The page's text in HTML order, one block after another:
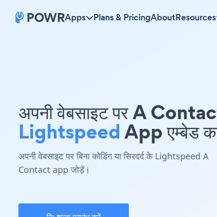
Apps Plans & PricingAboutResources
अपनी वेबसाइट पर A
LightspeedApp एम्बेड
अपनी वेबसाइट पर बिना कोडिंग या सिरदर्द के Lightspeed A
Contact app जोड़ें।